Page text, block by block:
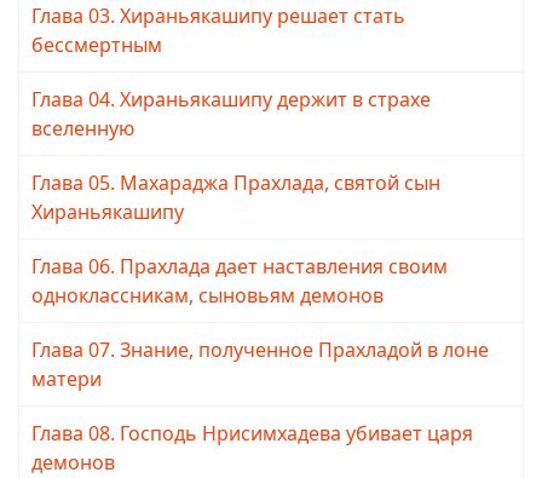
Глава 03. Хираньякашипу решает стать
бессмертным
Глава 04. Хираньякашипу держит в страхе
вселенную
Глава 05. Махараджа Прахлада, святой сын
Хираньякашипу
Глава 06. Прахлада дает наставления своим
одноклассникам, сыновьям демонов
Глава 07. Знание, полученное Прахладой в лоне
матери
Глава 08. Господь Нрисимхадева убивает царя
демонов